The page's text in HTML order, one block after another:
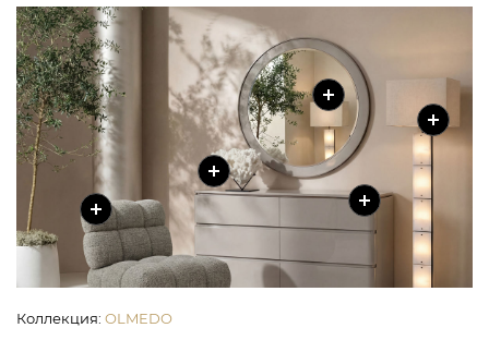
Коллекция: OLMEDO